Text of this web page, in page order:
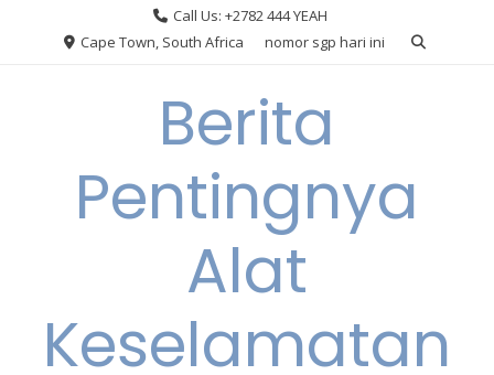
Call Us: +2782 444 YEAH
Cape Town, South Africa
nomor sgp hari ini
Berita
Pentingnya
Alat
Keselamatan